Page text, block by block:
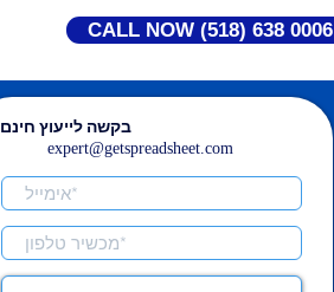
CALL NOW (518) 638 0006
בקשה לייעוץ חינם
expert@getspreadsheet.com